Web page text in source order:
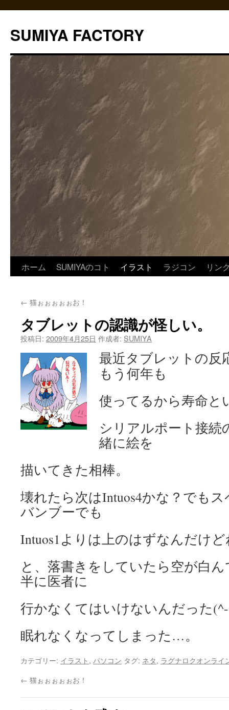
テ
ン
へ
SUMIYA FACTORY
ホーム SUMIYAのコト イラスト ラジコン リン
← 猫ぉぉぉぉぉお！
タブレットの認識が怪しい。
投稿日: 2009年4月25日 作成者: SUMIYA
最近タブレットの反
もう何年も
使ってるから寿命と
シリアルポート接続
緒に絵を
描いてきた相棒。
壊れたら次はIntuos4かな？でも
バンブーでも
Intuos1よりは上のはずなんだけ
と、落書きをしていたら空が白
半に医者に
行かなくてはいけないんだった
眠れなくなってしまった…。
カテゴリー: イラスト, パソコン タグ: ネタ, ラグナロクオンライ
← 猫ぉぉぉぉぉお！